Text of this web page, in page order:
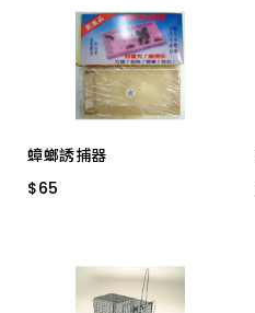
蟑螂誘捕器
$65
$65